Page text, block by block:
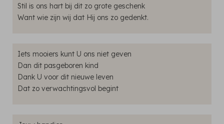
Stil is ons hart bij dit zo grote geschenk
Want wie zijn wij dat Hij ons zo gedenkt.
Iets mooiers kunt U ons niet geven
Dan dit pasgeboren kind
Dank U voor dit nieuwe leven
Dat zo verwachtingsvol begint